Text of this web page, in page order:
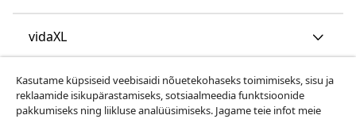
vidaXL
Vaata rohkem
Kasutame küpsiseid veebisaidi nõuetekohaseks toimimiseks, sisu ja
reklaamide isikupärastamiseks, sotsiaalmeedia funktsioonide
pakkumiseks ning liikluse analüüsimiseks. Jagame teie infot meie